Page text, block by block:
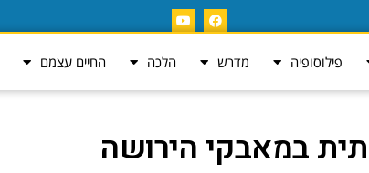
פילוסופיה מדרש הלכה החיים עצמם
במאבקי הירושה